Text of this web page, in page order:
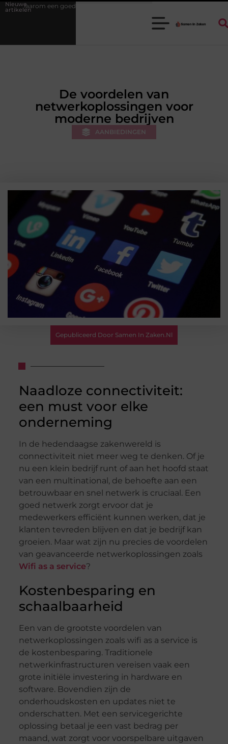
Nieuwe
artikelen
stukadoorgroothandel het werk van de stukadoor makkelijker maakt
De voordelen van
netwerkoplossingen voor
moderne bedrijven
AANBIEDINGEN
Gepubliceerd Door Samen In Zaken.nl
Naadloze connectiviteit:
een must voor elke
onderneming
In de hedendaagse zakenwereld is
connectiviteit niet meer weg te denken. Of je
nu een klein bedrijf runt of aan het hoofd staat
van een multinational, de behoefte aan een
betrouwbaar en snel netwerk is cruciaal. Een
goed netwerk zorgt ervoor dat je
medewerkers efficiënt kunnen werken, dat je
klanten tevreden blijven en dat je bedrijf kan
groeien. Maar wat zijn nu precies de voordelen
van geavanceerde netwerkoplossingen zoals
Wifi as a service?
Kostenbesparing en
schaalbaarheid
Een van de grootste voordelen van
netwerkoplossingen zoals wifi as a service is
de kostenbesparing. Traditionele
netwerkinfrastructuren vereisen vaak een
grote initiële investering in hardware en
software. Bovendien zijn de
onderhoudskosten en updates niet te
onderschatten. Met een servicegerichte
oplossing betaal je een vast bedrag per
maand, wat zorgt voor voorspelbare uitgaven